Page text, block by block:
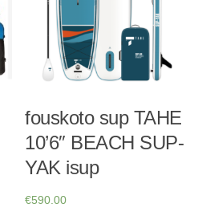
fouskoto sup TAHE
10’6″ BEACH SUP-
YAK isup
€590.00